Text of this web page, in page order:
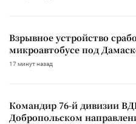
Взрывное устройство
микроавтобусе под
17 минут назад
Командир 76-й дивизии
Добропольском